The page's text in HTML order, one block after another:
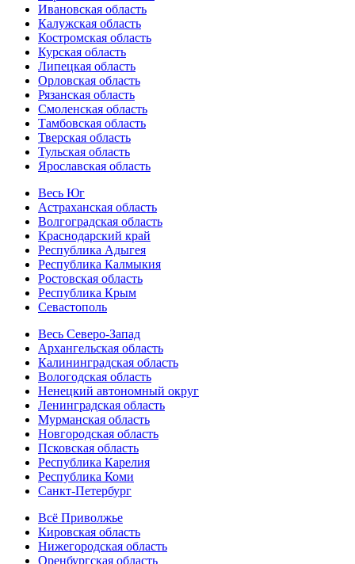
Ивановская область
Калужская область
Костромская область
Курская область
Липецкая область
Орловская область
Рязанская область
Смоленская область
Тамбовская область
Тверская область
Тульская область
Ярославская область
Весь Юг
Астраханская область
Волгоградская область
Краснодарский край
Республика Адыгея
Республика Калмыкия
Ростовская область
Республика Крым
Севастополь
Весь Северо-Запад
Архангельская область
Калининградская область
Вологодская область
Ненецкий автономный округ
Ленинградская область
Мурманская область
Новгородская область
Псковская область
Республика Карелия
Республика Коми
Санкт-Петербург
Всё Приволжье
Кировская область
Нижегородская область
Оренбургская область